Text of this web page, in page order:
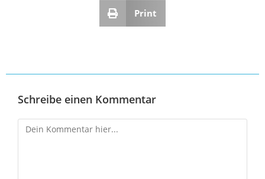
Print
Schreibe einen Kommentar